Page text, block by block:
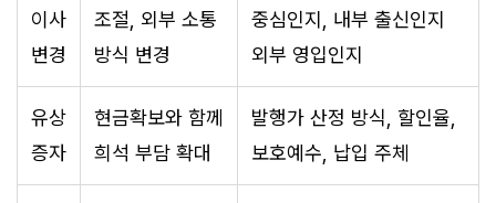
이사
변경
조절, 외부 소통
방식 변경
중심인지, 내부 출신인지
외부 영입인지
유상
증자
현금확보와 함께
희석 부담 확대
발행가 산정 방식, 할인율,
보호예수, 납입 주체